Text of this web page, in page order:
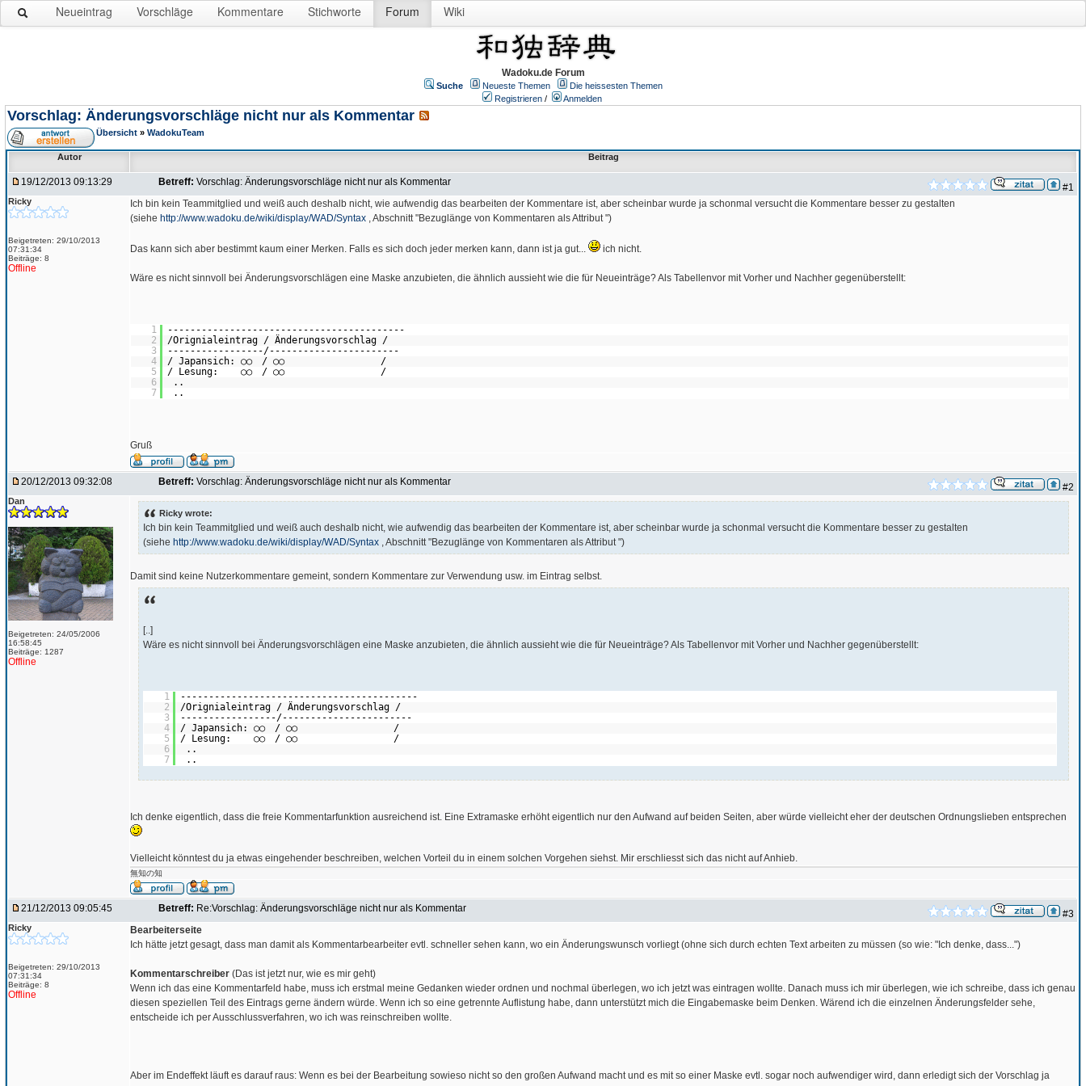
Neueintrag Vorschläge Kommentare Stichworte Forum Wiki
Wadoku.de Forum
Suche Neueste Themen
Die heissesten Themen
Registrieren / Anmelden
Vorschlag: Änderungsvorschläge nicht nur als Kommentar
Übersicht » WadokuTeam
Autor Beitrag
19/12/2013 09:13:29 Betreff: Vorschlag: Änderungsvorschläge nicht nur als Kommentar #1
Ricky
Beigetreten: 29/10/2013
07:31:34
Beiträge: 8
Offline
Ich bin kein Teammitglied und weiß auch deshalb nicht, wie aufwendig das bearbeiten der Kommentare ist, aber scheinbar wurde ja schonmal versucht die Kommentare besser zu gestalten
(siehe http://www.wadoku.de/wiki/display/WAD/Syntax , Abschnitt "Bezuglänge von Kommentaren als Attribut ")
Das kann sich aber bestimmt kaum einer Merken. Falls es sich doch jeder merken kann, dann ist ja gut... ich nicht.
Wäre es nicht sinnvoll bei Änderungsvorschlägen eine Maske anzubieten, die ähnlich aussieht wie die für Neueinträge? Als Tabellenvor mit Vorher und Nachher gegenüberstellt:
1
------------------------------------------
2
/Orignialeintrag / Änderungsvorschlag /
3
-----------------/-----------------------
4
/ Japansich: ○○ / ○○ /
5
/ Lesung: ○○ / ○○ /
6
..
7
..
Gruß
20/12/2013 09:32:08 Betreff: Vorschlag: Änderungsvorschläge nicht nur als Kommentar #2
Dan
Beigetreten: 24/05/2006
16:58:45
Beiträge: 1287
Offline
Ricky wrote:
Ich bin kein Teammitglied und weiß auch deshalb nicht, wie aufwendig das bearbeiten der Kommentare ist, aber scheinbar wurde ja schonmal versucht die Kommentare besser zu gestalten
(siehe http://www.wadoku.de/wiki/display/WAD/Syntax , Abschnitt "Bezuglänge von Kommentaren als Attribut ")
Damit sind keine Nutzerkommentare gemeint, sondern Kommentare zur Verwendung usw. im Eintrag selbst.
[..]
Wäre es nicht sinnvoll bei Änderungsvorschlägen eine Maske anzubieten, die ähnlich aussieht wie die für Neueinträge? Als Tabellenvor mit Vorher und Nachher gegenüberstellt:
1
------------------------------------------
2
/Orignialeintrag / Änderungsvorschlag /
3
-----------------/-----------------------
4
/ Japansich: ○○ / ○○ /
5
/ Lesung: ○○ / ○○ /
6
..
7
..
Ich denke eigentlich, dass die freie Kommentarfunktion ausreichend ist. Eine Extramaske erhöht eigentlich nur den Aufwand auf beiden Seiten, aber würde vielleicht eher der deutschen Ordnungslieben entsprechen
Vielleicht könntest du ja etwas eingehender beschreiben, welchen Vorteil du in einem solchen Vorgehen siehst. Mir erschliesst sich das nicht auf Anhieb.
無知の知
21/12/2013 09:05:45 Betreff: Re:Vorschlag: Änderungsvorschläge nicht nur als Kommentar #3
Ricky
Beigetreten: 29/10/2013
07:31:34
Beiträge: 8
Offline
Bearbeiterseite
Ich hätte jetzt gesagt, dass man damit als Kommentarbearbeiter evtl. schneller sehen kann, wo ein Änderungswunsch vorliegt (ohne sich durch echten Text arbeiten zu müssen (so wie: "Ich denke, dass...")
Kommentarschreiber (Das ist jetzt nur, wie es mir geht)
Wenn ich das eine Kommentarfeld habe, muss ich erstmal meine Gedanken wieder ordnen und nochmal überlegen, wo ich jetzt was eintragen wollte. Danach muss ich mir überlegen, wie ich schreibe, dass ich genau
diesen speziellen Teil des Eintrags gerne ändern würde. Wenn ich so eine getrennte Auflistung habe, dann unterstützt mich die Eingabemaske beim Denken. Wärend ich die einzelnen Änderungsfelder sehe,
entscheide ich per Ausschlussverfahren, wo ich was reinschreiben wollte.
Aber im Endeffekt läuft es darauf raus: Wenn es bei der Bearbeitung sowieso nicht so den großen Aufwand macht und es mit so einer Maske evtl. sogar noch aufwendiger wird, dann erledigt sich der Vorschlag ja